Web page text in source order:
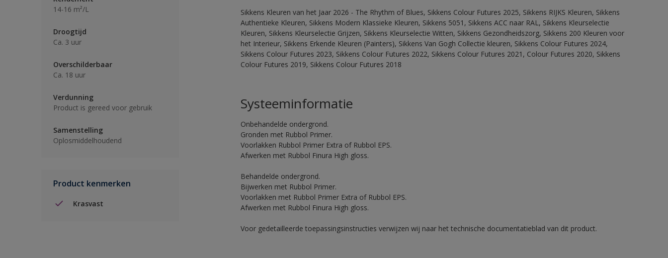
14-16 m²/L
Droogtijd
Ca. 3 uur
Overschilderbaar
Ca. 18 uur
Verdunning
Product is gereed voor gebruik
Samenstelling
Oplosmiddelhoudend
Product kenmerken
Krasvast
Sikkens Kleuren van het Jaar 2026 - The Rhythm of Blues, Sikkens Colour Futures 2025, Sikkens RIJKS Kleuren, Sikkens
Authentieke Kleuren, Sikkens Modern Klassieke Kleuren, Sikkens 5051, Sikkens ACC naar RAL, Sikkens Kleurselectie
Kleuren, Sikkens Kleurselectie Grijzen, Sikkens Kleurselectie Witten, Sikkens Gezondheidszorg, Sikkens 200 Kleuren voor
het Interieur, Sikkens Erkende Kleuren (Painters), Sikkens Van Gogh Collectie kleuren, Sikkens Colour Futures 2024,
Sikkens Colour Futures 2023, Sikkens Colour Futures 2022, Sikkens Colour Futures 2021, Colour Futures 2020, Sikkens
Colour Futures 2019, Sikkens Colour Futures 2018
Systeeminformatie
Onbehandelde ondergrond.
Gronden met Rubbol Primer.
Voorlakken Rubbol Primer Extra of Rubbol EPS.
Afwerken met Rubbol Finura High gloss.
Behandelde ondergrond.
Bijwerken met Rubbol Primer.
Voorlakken met Rubbol Primer Extra of Rubbol EPS.
Afwerken met Rubbol Finura High gloss.
Voor gedetailleerde toepassingsinstructies verwijzen wij naar het technische documentatieblad van dit product.